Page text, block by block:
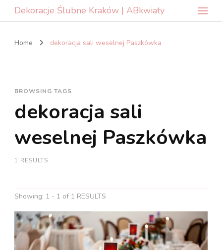
Dekoracje Ślubne Kraków | ABkwiaty
Home dekoracja sali weselnej Paszkówka
BROWSING TAGS
dekoracja sali
weselnej Paszkówka
1 RESULTS
Showing: 1 - 1 of 1 RESULTS